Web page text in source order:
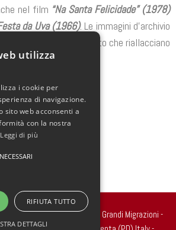
nel film “Na Santa Felicidade” (1978)
da Uva (1966). Le immagini d’archivio
di accesso al passato che riallacciano
reserved. - Centro Studi Grandi Migrazioni -
utilizza
i cookie per
di navigazione.
sito web acconsenti a
con la nostra
Leggi di più
RIFIUTA TUTTO
DETTAGLI